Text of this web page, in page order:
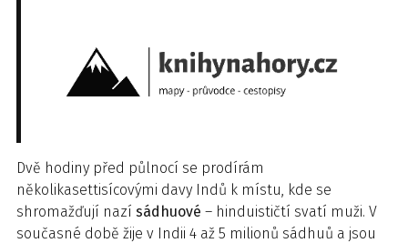
Dvě hodiny před půlnocí se prodírám
několikasettisícovými davy Indů k místu, kde se
shromažďují nazí sádhuové – hinduističtí svatí muži. V
současné době žije v Indii 4 až 5 milionů sádhuů a jsou